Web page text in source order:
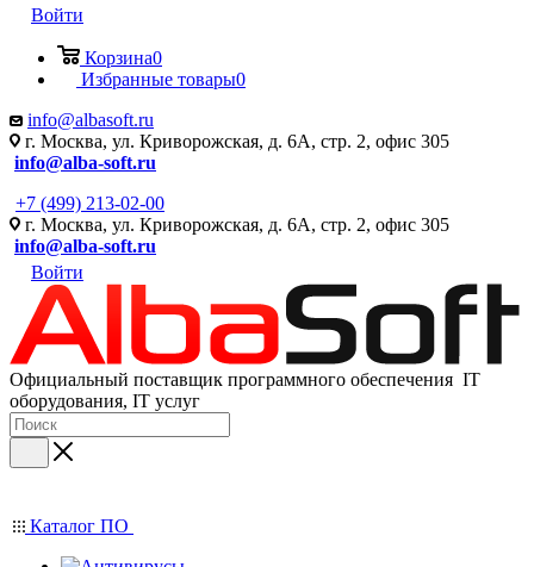
Войти
Корзина0
Избранные товары0
info@albasoft.ru
г. Москва, ул. Криворожская, д. 6А, стр. 2, офис 305
info@alba-soft.ru
+7 (499) 213-02-00
г. Москва, ул. Криворожская, д. 6А, стр. 2, офис 305
info@alba-soft.ru
Войти
Официальный поставщик программного обеспечения IT
оборудования, IT услуг
Каталог ПО